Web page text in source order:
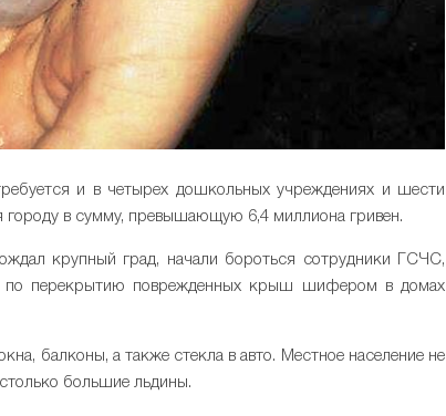
и в четырех дошкольных учреждениях и шести
в сумму, превышающую 6,4 миллиона гривен.
крупный град, начали бороться сотрудники ГСЧС,
по перекрытию поврежденных крыш шифером в домах
балконы, а также стекла в авто. Местное население не
большие льдины.